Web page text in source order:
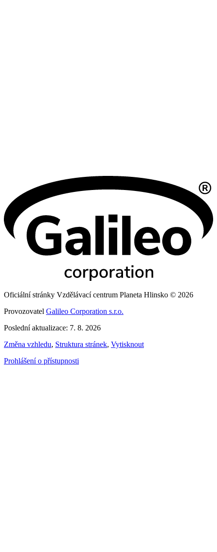
Oficiální stránky Vzdělávací centrum Planeta Hlinsko © 2026
Provozovatel Galileo Corporation s.r.o.
Poslední aktualizace: 7. 8. 2026
Změna vzhledu, Struktura stránek, Vytisknout
Prohlášení o přístupnosti